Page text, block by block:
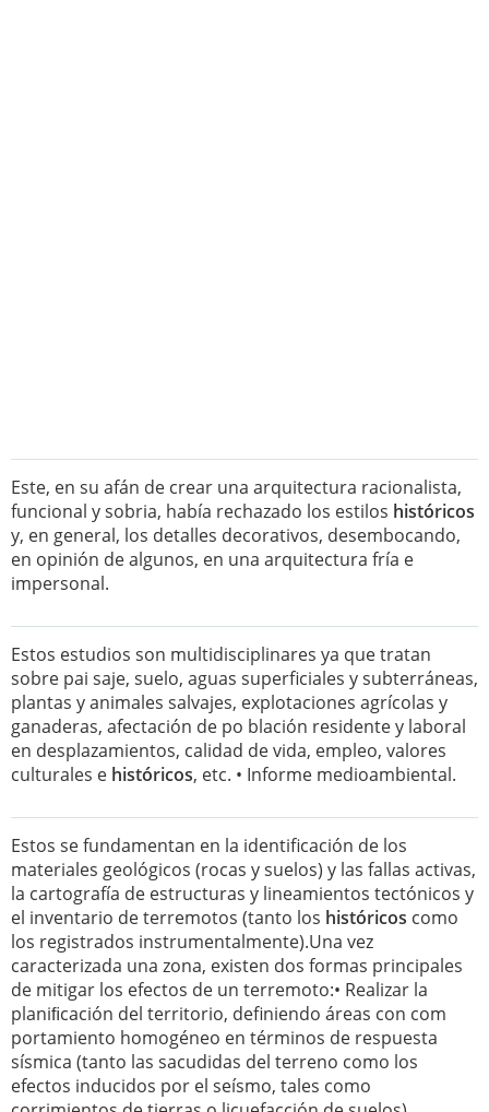
Este, en su afán de crear una arquitectura racionalista,
funcional y sobria, había rechazado los estilos históricos
y, en general, los detalles decorativos, desembocando,
en opinión de algunos, en una arquitectura fría e
impersonal.
Estos estudios son multidisciplinares ya que tratan
sobre pai saje, suelo, aguas superficiales y subterráneas,
plantas y animales salvajes, explotaciones agrícolas y
ganaderas, afectación de po blación residente y laboral
en desplazamientos, calidad de vida, empleo, valores
culturales e históricos, etc. • Informe medioambiental.
Estos se fundamentan en la identificación de los
materiales geológicos (rocas y suelos) y las fallas activas,
la cartografía de estructuras y lineamientos tectónicos y
el inventario de terremotos (tanto los históricos como
los registrados instrumentalmente).Una vez
caracterizada una zona, existen dos formas principales
de mitigar los efectos de un terremoto:• Realizar la
planiﬁcación del territorio, definiendo áreas con com
portamiento homogéneo en términos de respuesta
sísmica (tanto las sacudidas del terreno como los
efectos inducidos por el seísmo, tales como